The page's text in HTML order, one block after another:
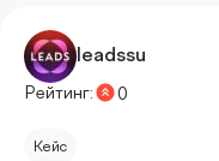
leadssu
Рейтинг: 0
Кейс